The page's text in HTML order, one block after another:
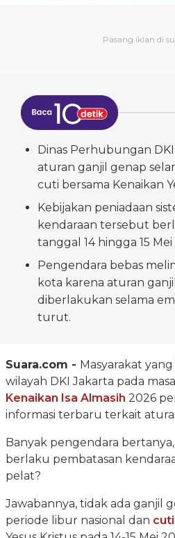
Dinas Perhubungan
aturan ganjil genap
cuti bersama Kenaikan
Kebijakan peniadaan
kendaraan tersebut
tanggal 14 hingga 15
Pengendara bebas
kota karena aturan
diberlakukan selama
turut.
Suara.com - Masyarakat
wilayah DKI Jakarta pada
Kenaikan Isa Almasih 2026
informasi terbaru terkait
Banyak pengendara
berlaku pembatasan
pelat?
Jawabannya, tidak ada ganjil
periode libur nasional dan